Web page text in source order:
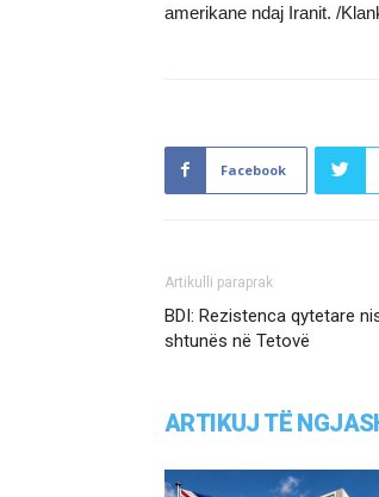
amerikane ndaj Iranit. /
Facebook
Artikulli paraprak
BDI: Rezistenca qytetare
shtunës në Tetovë
ARTIKUJ TË